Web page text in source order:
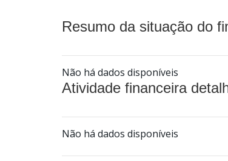
Resumo da situação do
Não há dados disponíveis
Atividade financeira
Não há dados disponíveis